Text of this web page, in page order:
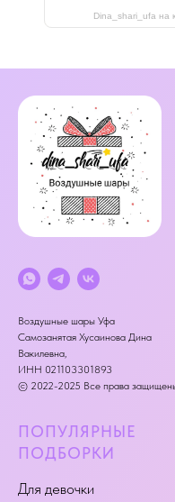
Dina_shari_ufa
Воздушные шары Уфа
Самозанятая Хусаинова Дина
Вакилевна,
ИНН 021103301893
© 2022-2025 Все права
ПОПУЛЯРНЫЕ
ПОДБОРКИ
Для девочки